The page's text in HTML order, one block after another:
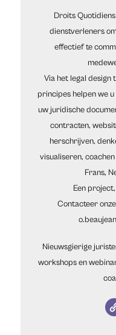
Droits
dienstverleners
effectief te
Via het legal design
principes helpen we
uw juridische
contracten,
herschrijven,
visualiseren,
Frans,
Een
Contacteer
Nieuwsgierige
workshops en